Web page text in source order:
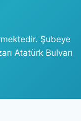
Şubeye
Atatürk Bulvarı